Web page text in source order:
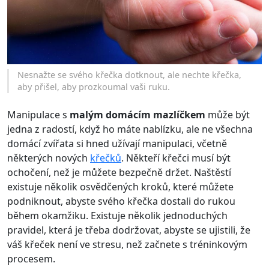
Nesnažte se svého křečka dotknout, ale nechte křečka,
aby přišel, aby prozkoumal vaši ruku.
Manipulace s malým domácím mazlíčkem může být
jedna z radostí, když ho máte nablízku, ale ne všechna
domácí zvířata si hned užívají manipulaci, včetně
některých nových křečků. Někteří křečci musí být
ochočení, než je můžete bezpečně držet. Naštěstí
existuje několik osvědčených kroků, které můžete
podniknout, abyste svého křečka dostali do rukou
během okamžiku. Existuje několik jednoduchých
pravidel, která je třeba dodržovat, abyste se ujistili, že
váš křeček není ve stresu, než začnete s tréninkovým
procesem.